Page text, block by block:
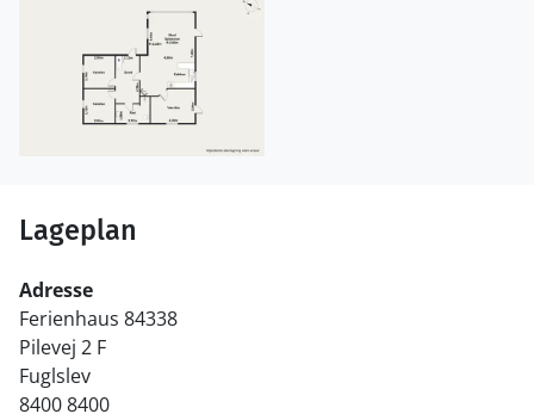
Lageplan
Adresse
Ferienhaus 84338
Pilevej 2 F
Fuglslev
8400 8400